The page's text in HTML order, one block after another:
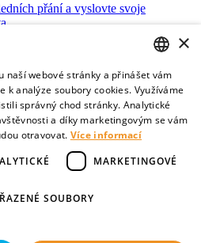
přání a vyslovte svoje
veřejnosti a zdravotníků k umírání
CZECH
ENGLISH
×
naší webové stránky a přinášet vám
k analýze soubory cookies. Využíváme
správný chod stránky. Analytické
a díky marketingovým se vám
otravovat. Více informací
MARKETINGOVÉ
SOUBORY